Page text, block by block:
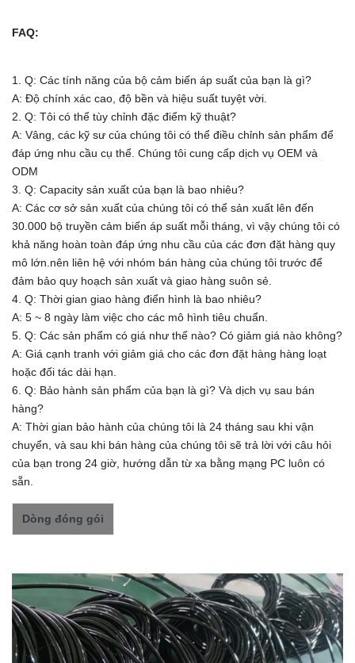
FAQ:
1. Q: Các tính năng của bộ cảm biến áp suất của bạn là gì?
A: Độ chính xác cao, độ bền và hiệu suất tuyệt vời.
2. Q: Tôi có thể tùy chỉnh đặc điểm kỹ thuật?
A: Vâng, các kỹ sư của chúng tôi có thể điều chỉnh sản phẩm để
đáp ứng nhu cầu cụ thể. Chúng tôi cung cấp dịch vụ OEM và
ODM
3. Q: Capacity sản xuất của bạn là bao nhiêu?
A: Các cơ sở sản xuất của chúng tôi có thể sản xuất lên đến
30.000 bộ truyền cảm biến áp suất mỗi tháng, vì vậy chúng tôi có
khả năng hoàn toàn đáp ứng nhu cầu của các đơn đặt hàng quy
mô lớn.nên liên hệ với nhóm bán hàng của chúng tôi trước để
đảm bảo quy hoạch sản xuất và giao hàng suôn sẻ.
4. Q: Thời gian giao hàng điển hình là bao nhiêu?
A: 5 ~ 8 ngày làm việc cho các mô hình tiêu chuẩn.
5. Q: Các sản phẩm có giá như thế nào? Có giảm giá nào không?
A: Giá cạnh tranh với giảm giá cho các đơn đặt hàng hàng loạt
hoặc đối tác dài hạn.
6. Q: Bảo hành sản phẩm của bạn là gì? Và dịch vụ sau bán
hàng?
A: Thời gian bảo hành của chúng tôi là 24 tháng sau khi vận
chuyển, và sau khi bán hàng của chúng tôi sẽ trả lời với câu hỏi
của bạn trong 24 giờ, hướng dẫn từ xa bằng mạng PC luôn có
sẵn.
Dòng đóng gói